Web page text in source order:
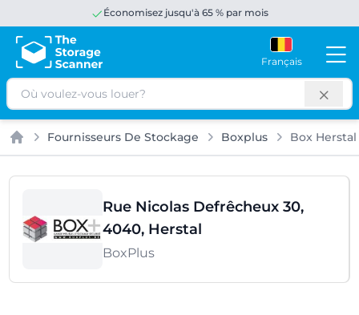
Économisez jusqu'à 65 % par mois
Français
Rechercher
Accueil
Fournisseurs De Stockage Boxplus Box Herstal
Rue Nicolas Defrêcheux 30,
4040, Herstal
BoxPlus